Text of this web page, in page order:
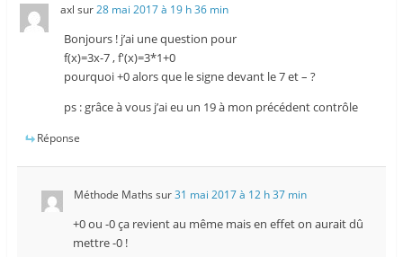
axl sur28 mai 2017 à 19 h 36 min
Bonjours ! j’ai une question pour
f(x)=3x-7 , f'(x)=3*1+0
pourquoi +0 alors que le signe devant le 7 et – ?
ps : grâce à vous j’ai eu un 19 à mon précédent contrôle
Réponse
Méthode Maths sur31 mai 2017 à 12 h 37 min
+0 ou -0 ça revient au même mais en effet on aurait dû
mettre -0 !